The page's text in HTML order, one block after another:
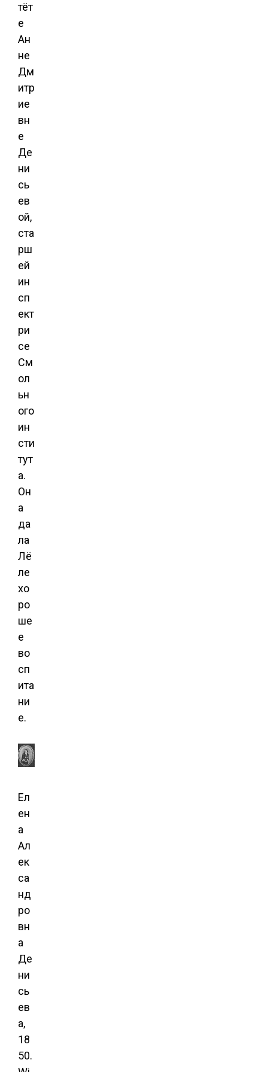
тёт
е
Ан
не
Дм
итр
ие
вн
е
Де
ни
сь
ев
ой,
ста
рш
ей
ин
сп
ект
ри
се
См
ол
ьн
ого
ин
сти
тут
а.
Он
а
да
ла
Лё
ле
хо
ро
ше
е
во
сп
ита
ни
е.
Ел
ен
а
Ал
ек
са
нд
ро
вн
а
Де
ни
сь
ев
а,
18
50.